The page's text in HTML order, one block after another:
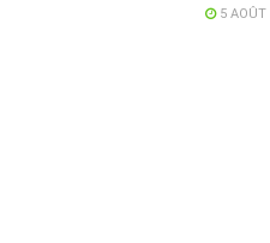
5 AOÛT